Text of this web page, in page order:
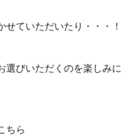
ていただいたり・・・！
選びいただくのを楽しみに
ちら